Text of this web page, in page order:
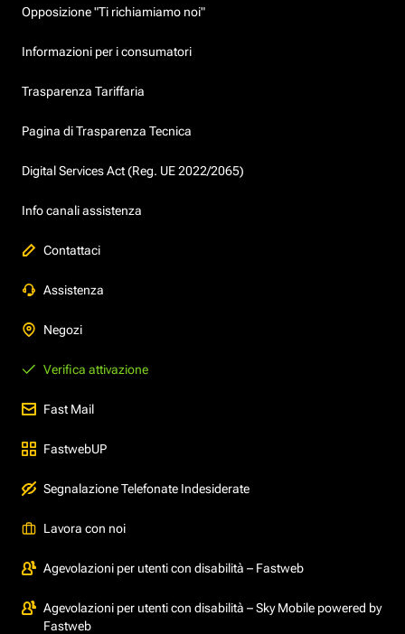
Opposizione "Ti richiamiamo noi"
Informazioni per i consumatori
Trasparenza Tariffaria
Pagina di Trasparenza Tecnica
Digital Services Act (Reg. UE 2022/2065)
Info canali assistenza
Contattaci
Assistenza
Negozi
Verifica attivazione
Fast Mail
FastwebUP
Segnalazione Telefonate Indesiderate
Lavora con noi
Agevolazioni per utenti con disabilità – Fastweb
Agevolazioni per utenti con disabilità – Sky Mobile powered by
Fastweb